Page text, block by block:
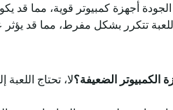
الجودة أجهزة كمبيوتر قوية، مما قد
تتكرر بشكل مفرط، مما قد
لا، تحتاج